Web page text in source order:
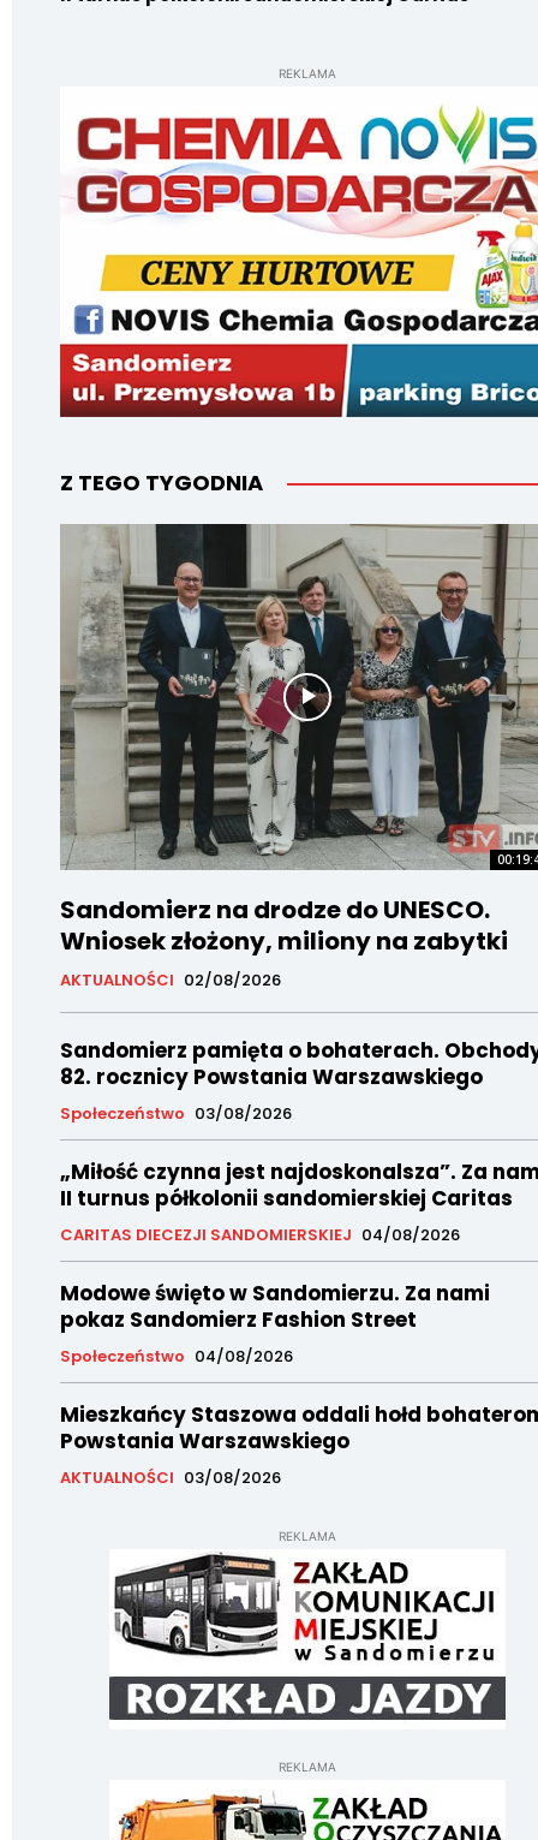
REKLAMA
Z TEGO TYGODNIA
Sandomierz na drodze do UNESCO.
Wniosek złożony, miliony na zabytki
AKTUALNOŚCI 02/08/2026
Sandomierz pamięta o bohaterach.
82. rocznicy Powstania Warszawskiego
Społeczeństwo 03/08/2026
„Miłość czynna jest najdoskonalsza”. Za
II turnus półkolonii sandomierskiej Caritas
CARITAS DIECEZJI SANDOMIERSKIEJ 04/08/2026
Modowe święto w Sandomierzu. Za nami
pokaz Sandomierz Fashion Street
Społeczeństwo 04/08/2026
Mieszkańcy Staszowa oddali hołd
Powstania Warszawskiego
AKTUALNOŚCI 03/08/2026
REKLAMA
REKLAMA